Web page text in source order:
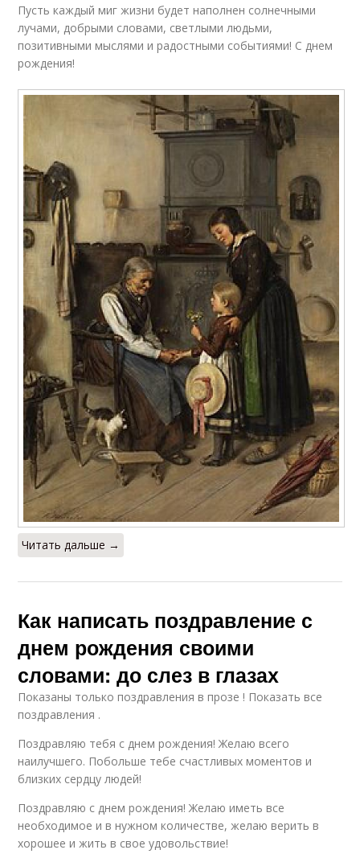
Пусть каждый миг жизни будет наполнен солнечными
лучами, добрыми словами, светлыми людьми,
позитивными мыслями и радостными событиями! С днем
рождения!
Читать дальше →
Как написать поздравление с
днем рождения своими
словами: до слез в глазах
Показаны только поздравления в прозе ! Показать все
поздравления .
Поздравляю тебя с днем рождения! Желаю всего
наилучшего. Побольше тебе счастливых моментов и
близких сердцу людей!
Поздравляю с днем рождения! Желаю иметь все
необходимое и в нужном количестве, желаю верить в
хорошее и жить в свое удовольствие!